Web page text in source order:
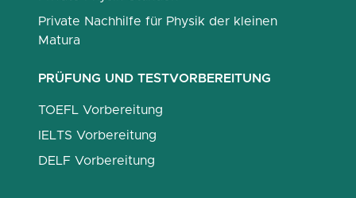
Private Nachhilfe für Physik der kleinen
Matura
PRÜFUNG UND TESTVORBEREITUNG
TOEFL Vorbereitung
IELTS Vorbereitung
DELF Vorbereitung